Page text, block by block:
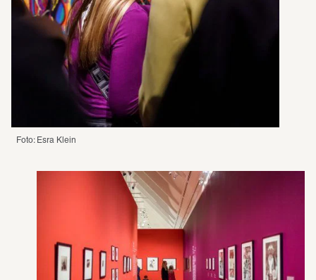
Foto: Esra Klein